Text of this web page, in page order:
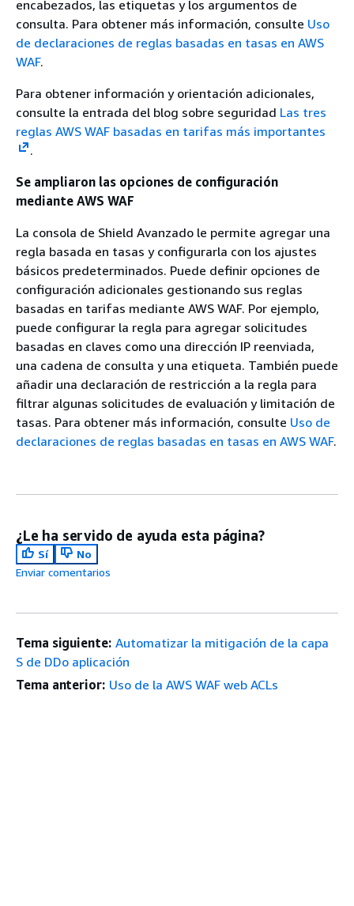
encabezados, las etiquetas y los argumentos de
consulta. Para obtener más información, consulte Uso
de declaraciones de reglas basadas en tasas en AWS
WAF.
Para obtener información y orientación adicionales,
consulte la entrada del blog sobre seguridad Las tres
reglas AWS WAF basadas en tarifas más importantes
.
Se ampliaron las opciones de configuración
mediante AWS WAF
La consola de Shield Avanzado le permite agregar una
regla basada en tasas y configurarla con los ajustes
básicos predeterminados. Puede definir opciones de
configuración adicionales gestionando sus reglas
basadas en tarifas mediante AWS WAF. Por ejemplo,
puede configurar la regla para agregar solicitudes
basadas en claves como una dirección IP reenviada,
una cadena de consulta y una etiqueta. También puede
añadir una declaración de restricción a la regla para
filtrar algunas solicitudes de evaluación y limitación de
tasas. Para obtener más información, consulte Uso de
declaraciones de reglas basadas en tasas en AWS WAF.
¿Le ha servido de ayuda esta página?
Sí
No
Enviar comentarios
Tema siguiente: Automatizar la mitigación de la capa
S de DDo aplicación
Tema anterior: Uso de la AWS WAF web ACLs